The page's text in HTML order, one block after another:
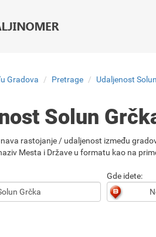
Gradova Pretrage Udaljenost
Solun
rastojanje / udaljenost između
Mesta i Države u formatu kao na
Gde idete: